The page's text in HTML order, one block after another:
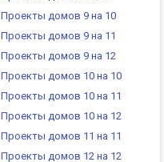
Проекты домов 9 на 10
Проекты домов 9 на 11
Проекты домов 9 на 12
Проекты домов 10 на 10
Проекты домов 10 на 11
Проекты домов 10 на 12
Проекты домов 11 на 11
Проекты домов 12 на 12